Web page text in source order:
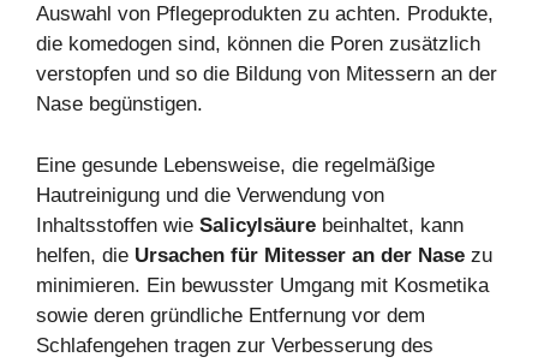
Auswahl von Pflegeprodukten zu achten. Produkte,
die komedogen sind, können die Poren zusätzlich
verstopfen und so die Bildung von Mitessern an der
Nase begünstigen.
Eine gesunde Lebensweise, die regelmäßige
Hautreinigung und die Verwendung von
Inhaltsstoffen wie Salicylsäure beinhaltet, kann
helfen, die Ursachen für Mitesser an der Nase zu
minimieren. Ein bewusster Umgang mit Kosmetika
sowie deren gründliche Entfernung vor dem
Schlafengehen tragen zur Verbesserung des